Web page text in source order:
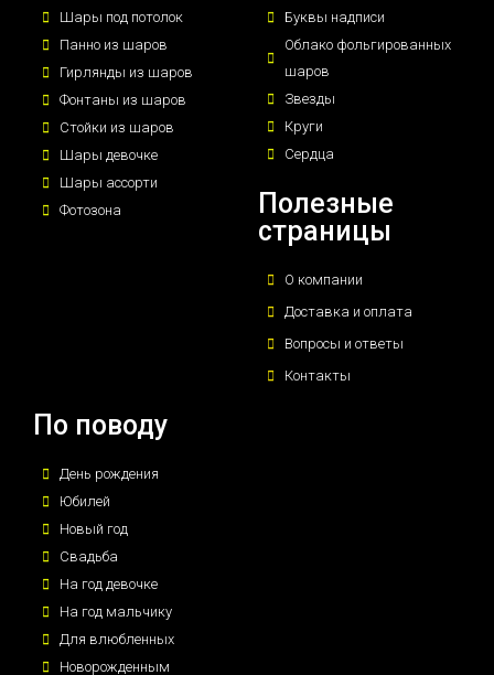
Шары под потолок
Панно из шаров
Гирлянды из шаров
Фонтаны из шаров
Стойки из шаров
Шары девочке
Шары ассорти
Фотозона
Буквы надписи
Облако фольгированных
шаров
Звезды
Круги
Сердца
Полезные
страницы
О компании
Доставка и оплата
Вопросы и ответы
Контакты
По поводу
День рождения
Юбилей
Новый год
Свадьба
На год девочке
На год мальчику
Для влюбленных
Новорожденным